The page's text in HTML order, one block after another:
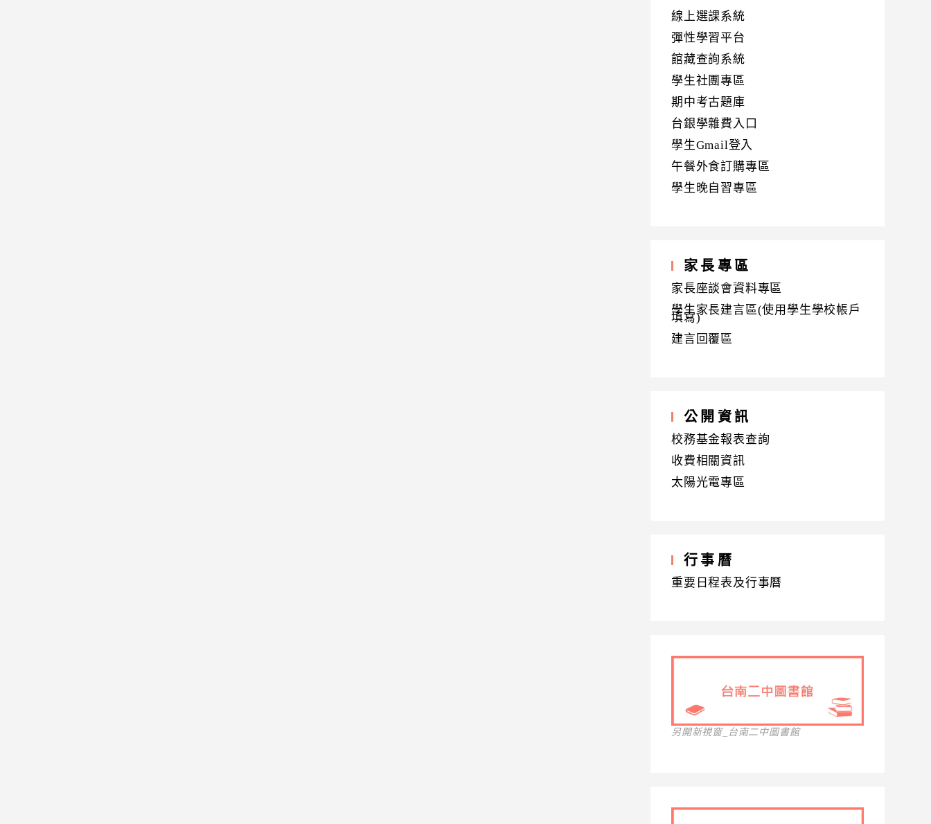
線上選課系統
彈性學習平台
館藏查詢系統
學生社團專區
期中考古題庫
台銀學雜費入口
學生Gmail登入
午餐外食訂購專區
學生晚自習專區
家長專區
家長座談會資料專區
學生家長建言區(使用學生學校帳戶
填寫)
建言回覆區
公開資訊
校務基金報表查詢
收費相關資訊
太陽光電專區
行事曆
重要日程表及行事曆
另開新視窗_台南二中圖書館